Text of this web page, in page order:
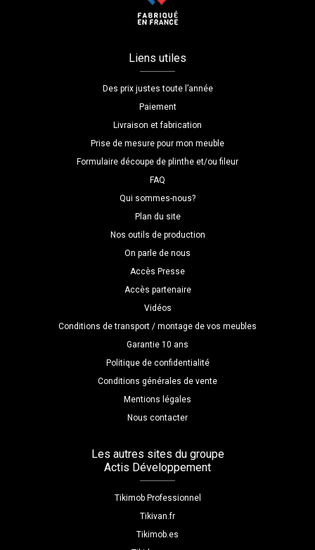
Liens utiles
Des prix justes toute l’année
Paiement
Livraison et fabrication
Prise de mesure pour mon meuble
Formulaire découpe de plinthe et/ou fileur
FAQ
Qui sommes-nous?
Plan du site
Nos outils de production
On parle de nous
Accès Presse
Accès partenaire
Vidéos
Conditions de transport / montage de vos meubles
Garantie 10 ans
Politique de confidentialité
Conditions générales de vente
Mentions légales
Nous contacter
Les autres sites du groupe
Actis Développement
Tikimob Professionnel
Tikivan.fr
Tikimob.es